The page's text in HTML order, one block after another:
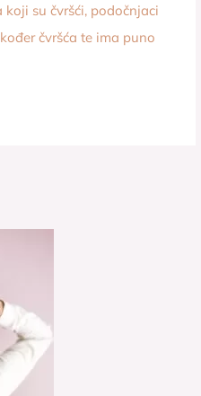
su čvršći, podočnjaci
čvršća te ima puno